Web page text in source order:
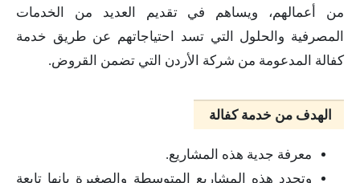
من أعمالهم، ويساهم في تقديم العديد من الخدمات
المصرفية والحلول التي تسد احتياجاتهم عن طريق خدمة
كفالة المدعومة من شركة الأردن التي تضمن القروض.
الهدف من خدمة كفالة
معرفة جدية هذه المشاريع.
وتحدد هذه المشاريع المتوسطة والصغيرة بانها تابعة